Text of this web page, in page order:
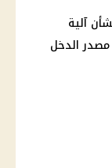
آلية
الدخل